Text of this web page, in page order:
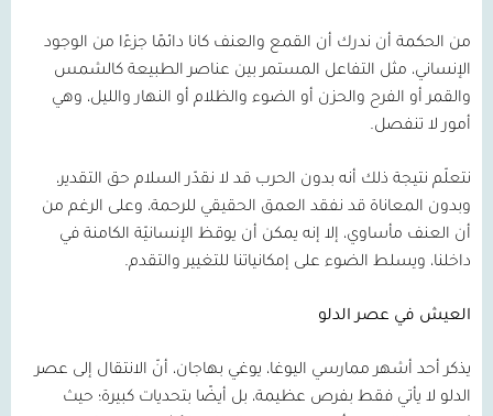
من الحكمة أن ندرك أن القمع والعنف كانا دائمًا جزءًا من الوجود
الإنساني، مثل التفاعل المستمر بين عناصر الطبيعة كالشمس
والقمر أو الفرح والحزن أو الضوء والظلام أو النهار والليل، وهي
أمور لا تنفصل.
نتعلّم نتيجة ذلك أنه بدون الحرب قد لا نقدّر السلام حق التقدير،
وبدون المعاناة قد نفقد العمق الحقيقي للرحمة، وعلى الرغم من
أن العنف مأساوي، إلا إنه يمكن أن يوقظ الإنسانيّة الكامنة في
داخلنا، ويسلط الضوء على إمكانياتنا للتغيير والتقدم.
العيش في عصر الدلو
يذكر أحد أشهر ممارسي اليوغا، يوغي بهاجان، أنّ الانتقال إلى عصر
الدلو لا يأتي فقط بفرص عظيمة، بل أيضًا بتحديات كبيرة؛ حيث